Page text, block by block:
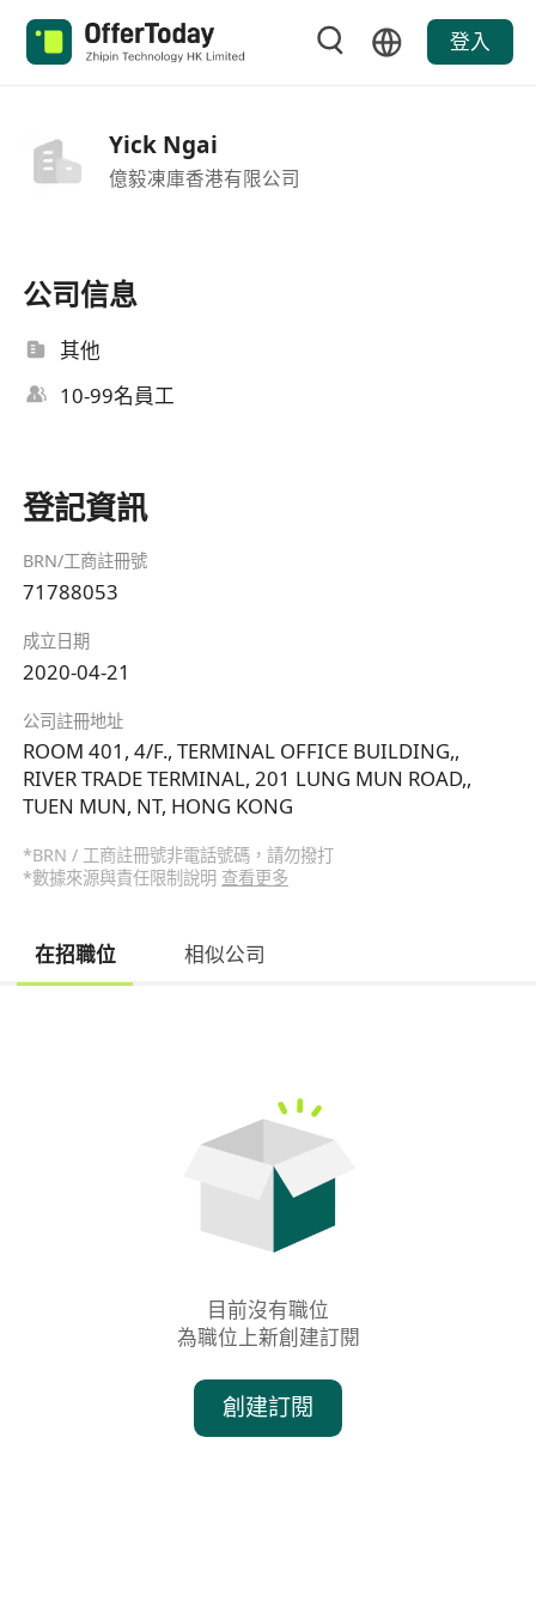
登入
Yick Ngai
億毅凍庫香港有限公司
公司信息
其他
10-99名員工
登記資訊
BRN/工商註冊號
71788053
成立日期
2020-04-21
公司註冊地址
ROOM 401, 4/F., TERMINAL OFFICE BUILDING,,
RIVER TRADE TERMINAL, 201 LUNG MUN ROAD,,
TUEN MUN, NT, HONG KONG
*BRN / 工商註冊號非電話號碼，請勿撥打
*數據來源與責任限制說明 查看更多
在招職位 相似公司
目前沒有職位
為職位上新創建訂閱
創建訂閱